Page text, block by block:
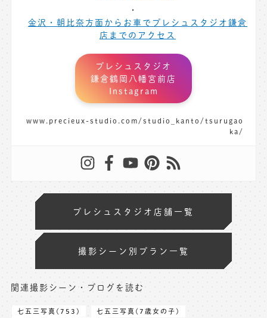
金沢・朝比奈方面からお車でプレシュスタジオ鎌倉
店までのアクセス
プレシュスタジオ
鎌倉鶴岡八幡宮前店
Instagram
www.precieux-studio.com/studio_kanto/tsurugao
ka/
プレシュスタジオ店舗一覧
撮影シーン別プラン一覧
関連撮影シーン・ブログを読む
七五三写真(753)
七五三写真(7歳女の子)